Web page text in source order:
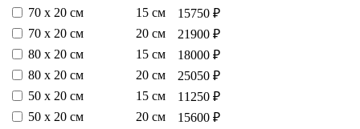
70 х 20 см
15 см
15750 ₽
70 х 20 см
20 см
21900 ₽
80 х 20 см
15 см
18000 ₽
80 х 20 см
20 см
25050 ₽
50 х 20 см
15 см
11250 ₽
50 х 20 см
20 см
15600 ₽